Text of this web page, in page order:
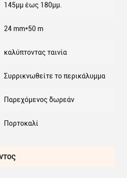
145μμ έως 180μμ.
24 mm*50 m
καλύπτοντας ταινία
Συρρικνωθείτε το περικάλυμμα
Παρεχόμενος δωρεάν
Πορτοκαλί